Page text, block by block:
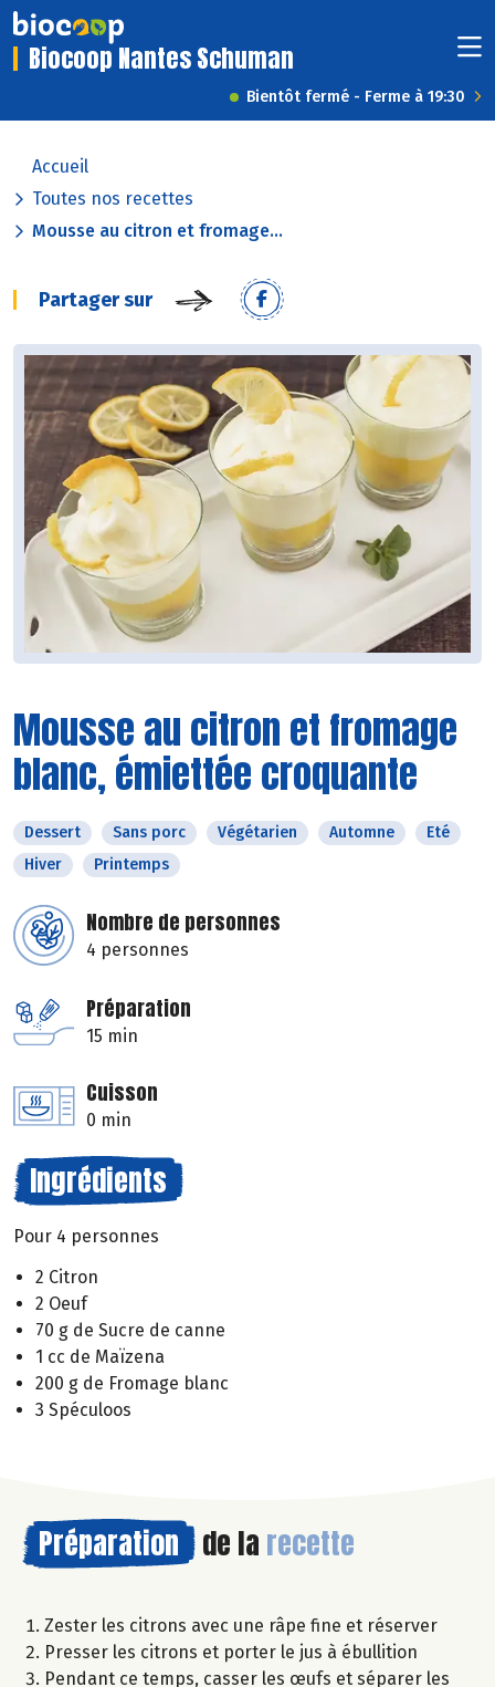
Biocoop Nantes Schuman
Bientôt fermé - Ferme à 19:30
Accueil
Toutes nos recettes
Mousse au citron et fromage...
Partager sur
Mousse au citron et fromage
blanc, émiettée croquante
Dessert Sans porc Végétarien Automne
Eté
Hiver
Printemps
Nombre de personnes
4 personnes
Préparation
15 min
Cuisson
0 min
Ingrédients
Pour 4 personnes
2 Citron
2 Oeuf
70 g de Sucre de canne
1 cc de Maïzena
200 g de Fromage blanc
3 Spéculoos
Préparation de la recette
Zester les citrons avec une râpe fine et réserver
Presser les citrons et porter le jus à ébullition
Pendant ce temps, casser les œufs et séparer les